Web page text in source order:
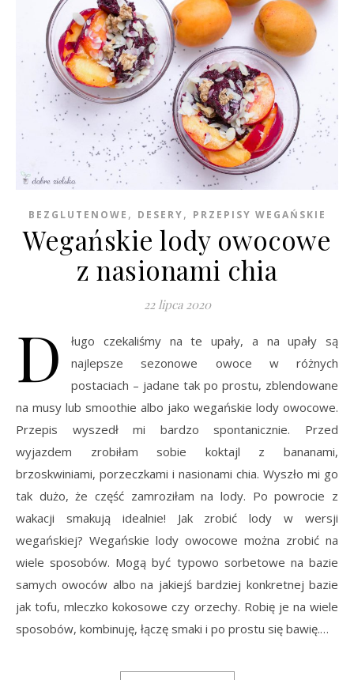
BEZGLUTENOWE , DESERY, PRZEPISY WEGAŃSKIE
Wegańskie lody owocowe
z nasionami chia
22 lipca 2020
D
ługo czekaliśmy na te upały, a na upały są
najlepsze sezonowe owoce w różnych
postaciach – jadane tak po prostu, zblendowane
na musy lub smoothie albo jako wegańskie lody owocowe.
Przepis wyszedł mi bardzo spontanicznie. Przed
wyjazdem zrobiłam sobie koktajl z bananami,
brzoskwiniami, porzeczkami i nasionami chia. Wyszło mi go
tak dużo, że część zamroziłam na lody. Po powrocie z
wakacji smakują idealnie! Jak zrobić lody w wersji
wegańskiej? Wegańskie lody owocowe można zrobić na
wiele sposobów. Mogą być typowo sorbetowe na bazie
samych owoców albo na jakiejś bardziej konkretnej bazie
jak tofu, mleczko kokosowe czy orzechy. Robię je na wiele
sposobów, kombinuję, łączę smaki i po prostu się bawię.…